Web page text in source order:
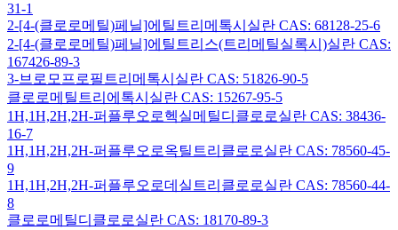
31-1
2-[4-(클로로메틸)페닐]에틸트리메톡시실란 CAS: 68128-25-6
2-[4-(클로로메틸)페닐]에틸트리스(트리메틸실록시)실란 CAS:
167426-89-3
3-브로모프로필트리메톡시실란 CAS: 51826-90-5
클로로메틸트리에톡시실란 CAS: 15267-95-5
1H,1H,2H,2H-퍼플루오로헥실메틸디클로로실란 CAS: 38436-
16-7
1H,1H,2H,2H-퍼플루오로옥틸트리클로로실란 CAS: 78560-45-
9
1H,1H,2H,2H-퍼플루오로데실트리클로로실란 CAS: 78560-44-
8
클로로메틸디클로로실란 CAS: 18170-89-3